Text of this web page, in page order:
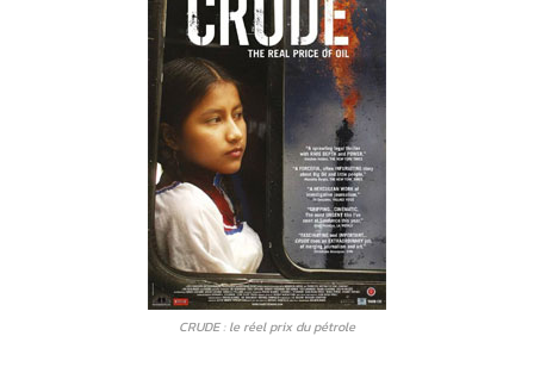
CRUDE : le réel prix du pétrole